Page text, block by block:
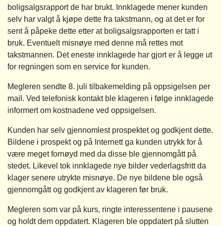
boligsalgsrapport de har brukt. Innklagede mener kunden
selv har valgt å kjøpe dette fra takstmann, og at det er for
sent å påpeke dette etter at boligsalgsrapporten er tatt i
bruk. Eventuelt misnøye med denne må rettes mot
takstmannen. Det eneste innklagede har gjort er å legge ut
for regningen som en service for kunden.
Megleren sendte 8. juli tilbakemelding på oppsigelsen per
mail. Ved telefonisk kontakt ble klageren i følge innklagede
informert om kostnadene ved oppsigelsen.
Kunden har selv gjennomlest prospektet og godkjent dette.
Bildene i prospekt og på Internett ga kunden utrykk for å
være meget fornøyd med da disse ble gjennomgått på
stedet. Likevel tok innklagede nye bilder vederlagsfritt da
klager senere utrykte misnøye. De nye bildene ble også
gjennomgått og godkjent av klageren før bruk.
Megleren som var på kurs, ringte interessentene i pausene
og holdt dem oppdatert. Klageren ble oppdatert på slutten